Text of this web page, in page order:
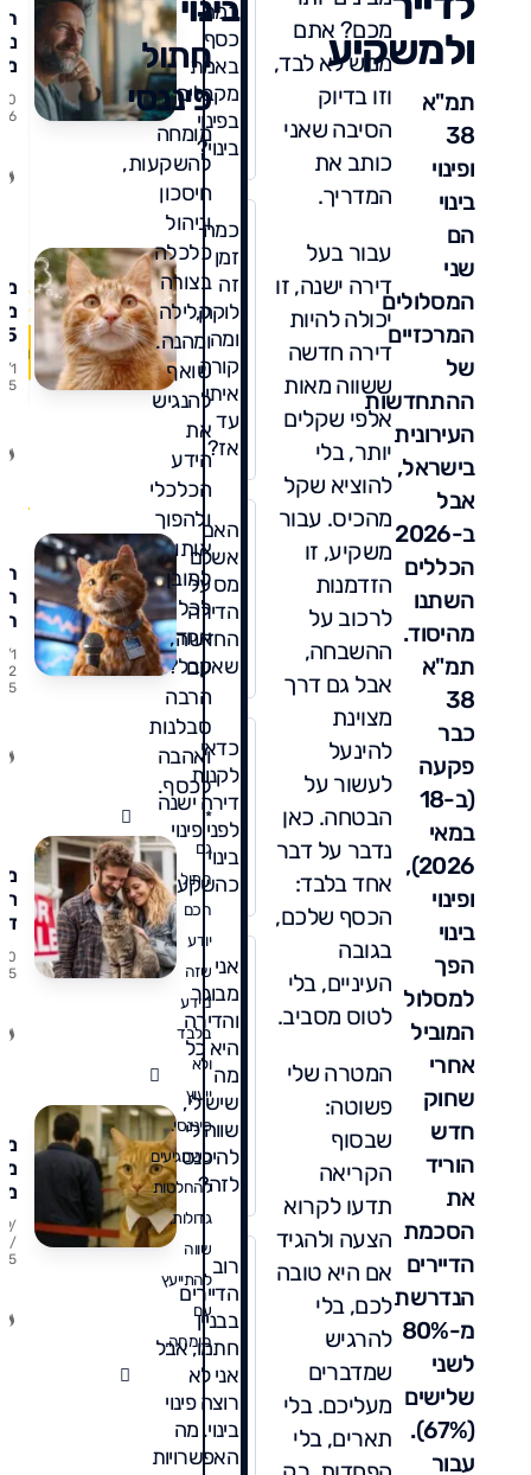
ולמשקיע
תמ"א
38
ופינוי
בינוי
הם
שני
המסלולים
המרכזיים
של
ההתחדשות
העירונית
בישראל,
אבל
ב-2026
הכללים
השתנו
מהיסוד.
תמ"א
38
כבר
פקעה
(ב-18
במאי
2026),
ופינוי
בינוי
הפך
למסלול
המוביל
אחרי
שחוק
חדש
הוריד
את
הסכמת
הדיירים
הנדרשת
מ-80%
לשני
שלישים
(67%).
עבור
מכם? אתם
ממש לא לבד,
וזו בדיוק
הסיבה שאני
כותב את
המדריך.
עבור בעל
דירה ישנה, זו
יכולה להיות
דירה חדשה
ששווה מאות
אלפי שקלים
יותר, בלי
להוציא שקל
מהכיס. עבור
משקיע, זו
הזדמנות
לרכוב על
ההשבחה,
אבל גם דרך
מצוינת
להינעל
לעשור על
הבטחה. כאן
נדבר על דבר
אחד בלבד:
הכסף שלכם,
בגובה
העיניים, בלי
לטוס מסביב.
המטרה שלי
פשוטה:
שבסוף
הקריאה
תדעו לקרוא
הצעה ולהגיד
אם היא טובה
לכם, בלי
להרגיש
שמדברים
מעליכם. בלי
תארים, בלי
בינוי
כמה
כסף
באמת
מקבלים
בפינוי
בינוי?
כמה
זמן
זה
לוקח,
ומה
קורה
איתי
עד
אז?
האם
אשלם
מס על
הדירה
החדשה
שאקבל?
כדאי
לקנות
דירה ישנה
לפני פינוי
בינוי
כהשקעה?
אני
מבוגר
והדירה
היא כל
מה
שיש לי,
שווה לי
להיכנס
לזה?
רוב
הדיירים
בבניין
חתמו, אבל
אני לא
רוצה פינוי
בינוי. מה
האפשרויות
-
חתול
פיננסי
מומחה
להשקעות,
חיסכון
וניהול
כלכלה
בצורה
קלילה
ומהנה.
שואף
להנגיש
את
הידע
הכלכלי
ולהפוך
אותו
למובן
לכל
אחד,
עם
הרבה
סבלנות
ואהבה
לכסף.
*
גם
חתול
חכם
יודע
שזה
מידע
בלבד
ולא
ייעוץ
פיננסי.
כשמגיעים
להחלטות
גדולות,
שווה
להתייעץ
עם
מומחה.
0
1
1
2
5
0
25
0